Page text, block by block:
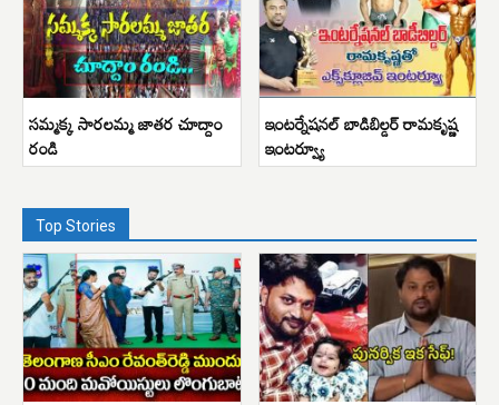
సమ్మక్క సారలమ్మ జాతర చూద్దాం
రండి
ఇంటర్నేషనల్ బాడిబిల్డర్ రామకృష్ణ
ఇంటర్వ్యూ
Top Stories